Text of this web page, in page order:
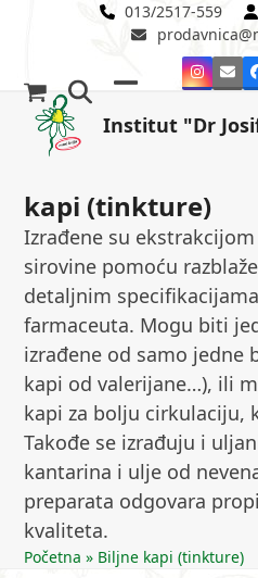
013/2517-559
Institut "Dr
mobile
mobile
kapi (tinkture)
Izrađene su
sirovine pomoću
detaljnim
farmaceuta. Mogu biti
izrađene od samo jedne
kapi od valerijane…), ili
kapi za bolju cirkulaciju,
Takođe se izrađuju i
kantarina i ulje od
preparata odgovara
kvaliteta.
Početna » Biljne kapi (tinkture)